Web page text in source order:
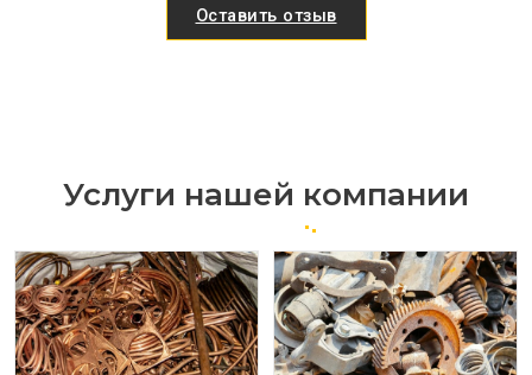
Оставить отзыв
Услуги нашей компании